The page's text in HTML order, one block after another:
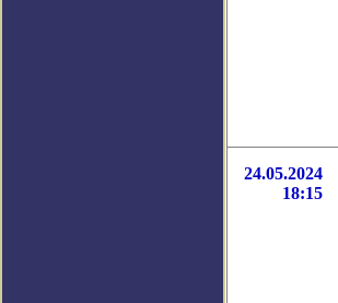
24.05.2024
18:15